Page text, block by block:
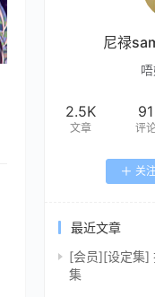
尼禄
2.5K
文章
91
评
关
最近文章
[会员][设定集]
集